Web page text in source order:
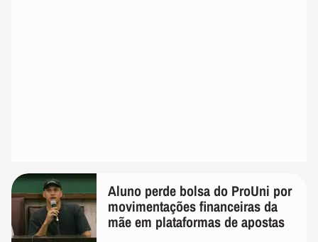
Aluno perde bolsa do ProUni por
movimentações financeiras da
mãe em plataformas de apostas